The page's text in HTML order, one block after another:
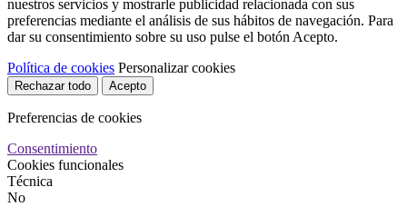
nuestros servicios y mostrarle publicidad relacionada con sus
preferencias mediante el análisis de sus hábitos de navegación. Para
dar su consentimiento sobre su uso pulse el botón Acepto.
Política de cookies Personalizar cookies
Rechazar todo Acepto
Preferencias de cookies
Consentimiento
Cookies funcionales
Técnica
No